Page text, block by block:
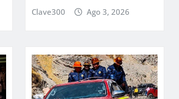
Clave300 Ago 3, 2026